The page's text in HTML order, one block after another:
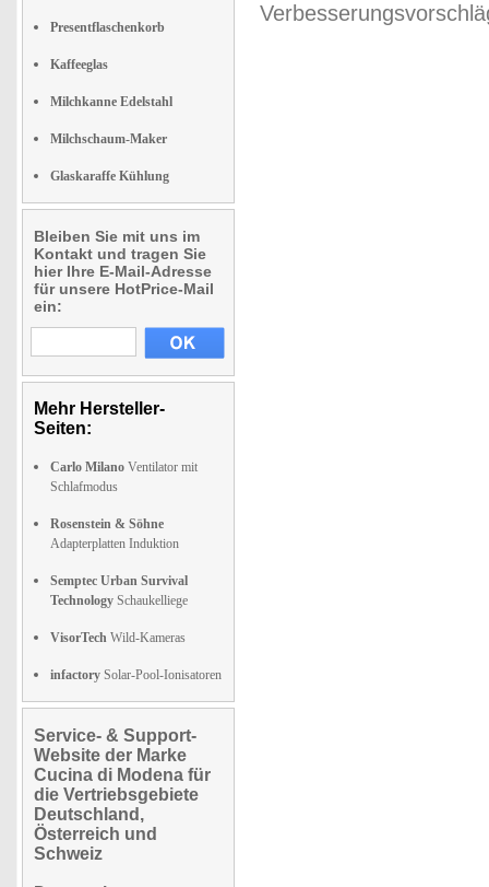
Presentflaschenkorb
Kaffeeglas
Milchkanne Edelstahl
Milchschaum-Maker
Glaskaraffe Kühlung
Bleiben Sie mit uns im
Kontakt und tragen Sie
hier Ihre E-Mail-Adresse
für unsere HotPrice-Mail
ein:
Mehr Hersteller-
Seiten:
Carlo Milano Ventilator mit
Schlafmodus
Rosenstein & Söhne
Adapterplatten Induktion
Semptec Urban Survival
Technology Schaukelliege
VisorTech Wild-Kameras
infactory Solar-Pool-Ionisatoren
Service- & Support-
Website der Marke
Cucina di Modena für
die Vertriebsgebiete
Deutschland,
Österreich und
Schweiz